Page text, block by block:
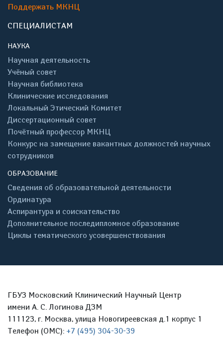
Поддержать МКНЦ
СПЕЦИАЛИСТАМ
НАУКА
Научная деятельность
Учёный совет
Научная библиотека
Клинические исследования
Локальный Этический Комитет
Диссертационный совет
Почётный профессор МКНЦ
Конкурс на замещение вакантных должностей научных
сотрудников
ОБРАЗОВАНИЕ
Сведения об образовательной деятельности
Ординатура
Аспирантура и соискательство
Дополнительное последипломное образование
Циклы тематического усовершенствования
ГБУЗ Московский Клинический Научный Центр
имени А. С. Логинова ДЗМ
111123, г. Москва, улица Новогиреевская д.1 корпус 1
Телефон (ОМС): +7 (495) 304-30-39